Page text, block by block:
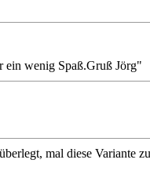
ein wenig Spaß.Gruß Jörg"
mal diese Variante